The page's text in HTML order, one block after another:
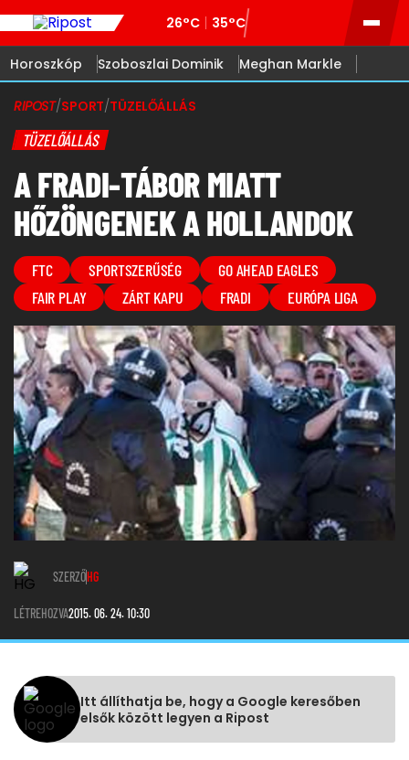
26°C 35°C
Horoszkóp Szoboszlai Dominik Meghan Markle
RIPOST/SPORT/TÜZELŐÁLLÁS
TÜZELŐÁLLÁS
A FRADI-TÁBOR MIATT
HŐZÖNGENEK A HOLLANDOK
FTC SPORTSZERŰSÉG
GO AHEAD EAGLES
FAIR PLAY
ZÁRT KAPU FRADI EURÓPA LIGA
SZERZŐHG
LÉTREHOZVA2015. 06. 24. 10:30
Itt állíthatja be, hogy a Google keresőben
elsők között legyen a Ripost